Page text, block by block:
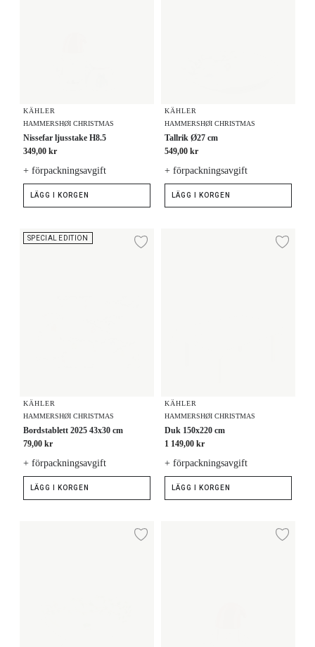
KÄHLER
HAMMERSHØI CHRISTMAS
Nissefar ljusstake H8.5
349,00 kr
+ förpackningsavgift
LÄGG I KORGEN
KÄHLER
HAMMERSHØI CHRISTMAS
Tallrik Ø27 cm
549,00 kr
+ förpackningsavgift
LÄGG I KORGEN
Bordstablett 2025 43x30 cm
SPECIAL EDITION
Lägg till i önskelista
KÄHLER
HAMMERSHØI CHRISTMAS
Bordstablett 2025 43x30 cm
79,00 kr
+ förpackningsavgift
LÄGG I KORGEN
KÄHLER
HAMMERSHØI CHRISTMAS
Duk 150x220 cm
1 149,00 kr
+ förpackningsavgift
LÄGG I KORGEN
Lägg till i önskelista